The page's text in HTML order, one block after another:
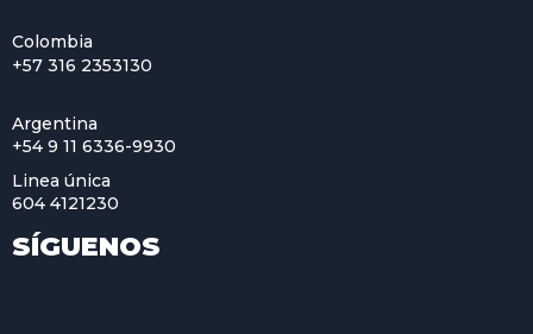
Colombia
+57 316 2353130
Argentina
+54 9 11 6336-9930
Linea única
604 4121230
SÍGUENOS